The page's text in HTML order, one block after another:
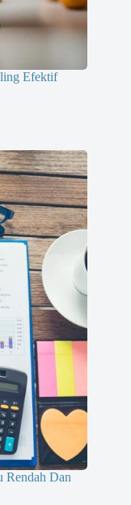
Efektif
Rendah Dan